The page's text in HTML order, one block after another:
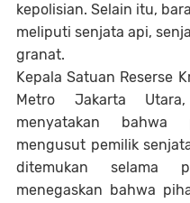
kepolisian. Selain itu,
meliputi senjata api,
granat.
Kepala Satuan Reserse
Metro Jakarta
menyatakan bahwa
mengusut pemilik
ditemukan selama
menegaskan bahwa